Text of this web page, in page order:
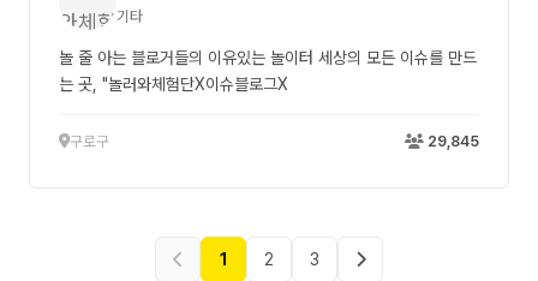
기타
놀 줄 아는 블로거들의 이유있는 놀이터 세상의 모든 이슈를 만드
는 곳, "놀러와체험단X이슈블로그X
구로구 29,845
1 2 3